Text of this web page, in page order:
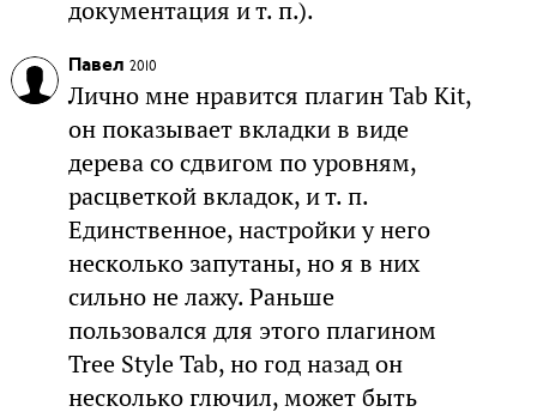
документация и т. п.).
Павел 2010
Лично мне нравится плагин Tab Kit,
он показывает вкладки в виде
дерева со сдвигом по уровням,
расцветкой вкладок, и т. п.
Единственное, настройки у него
несколько запутаны, но я в них
сильно не лажу. Раньше
пользовался для этого плагином
Tree Style Tab, но год назад он
несколько глючил, может быть